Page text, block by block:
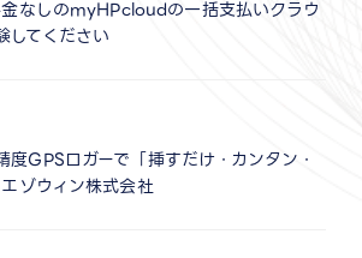
なしのmyHPcloudの一括支払いクラウ
してください
度GPSロガーで「挿すだけ・カンタン・
ゾウィン株式会社